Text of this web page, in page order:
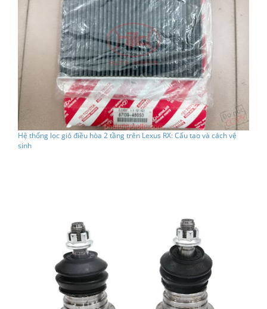
Hệ thống lọc gió điều hòa 2 tầng trên Lexus RX: Cấu tạo và cách vệ
sinh